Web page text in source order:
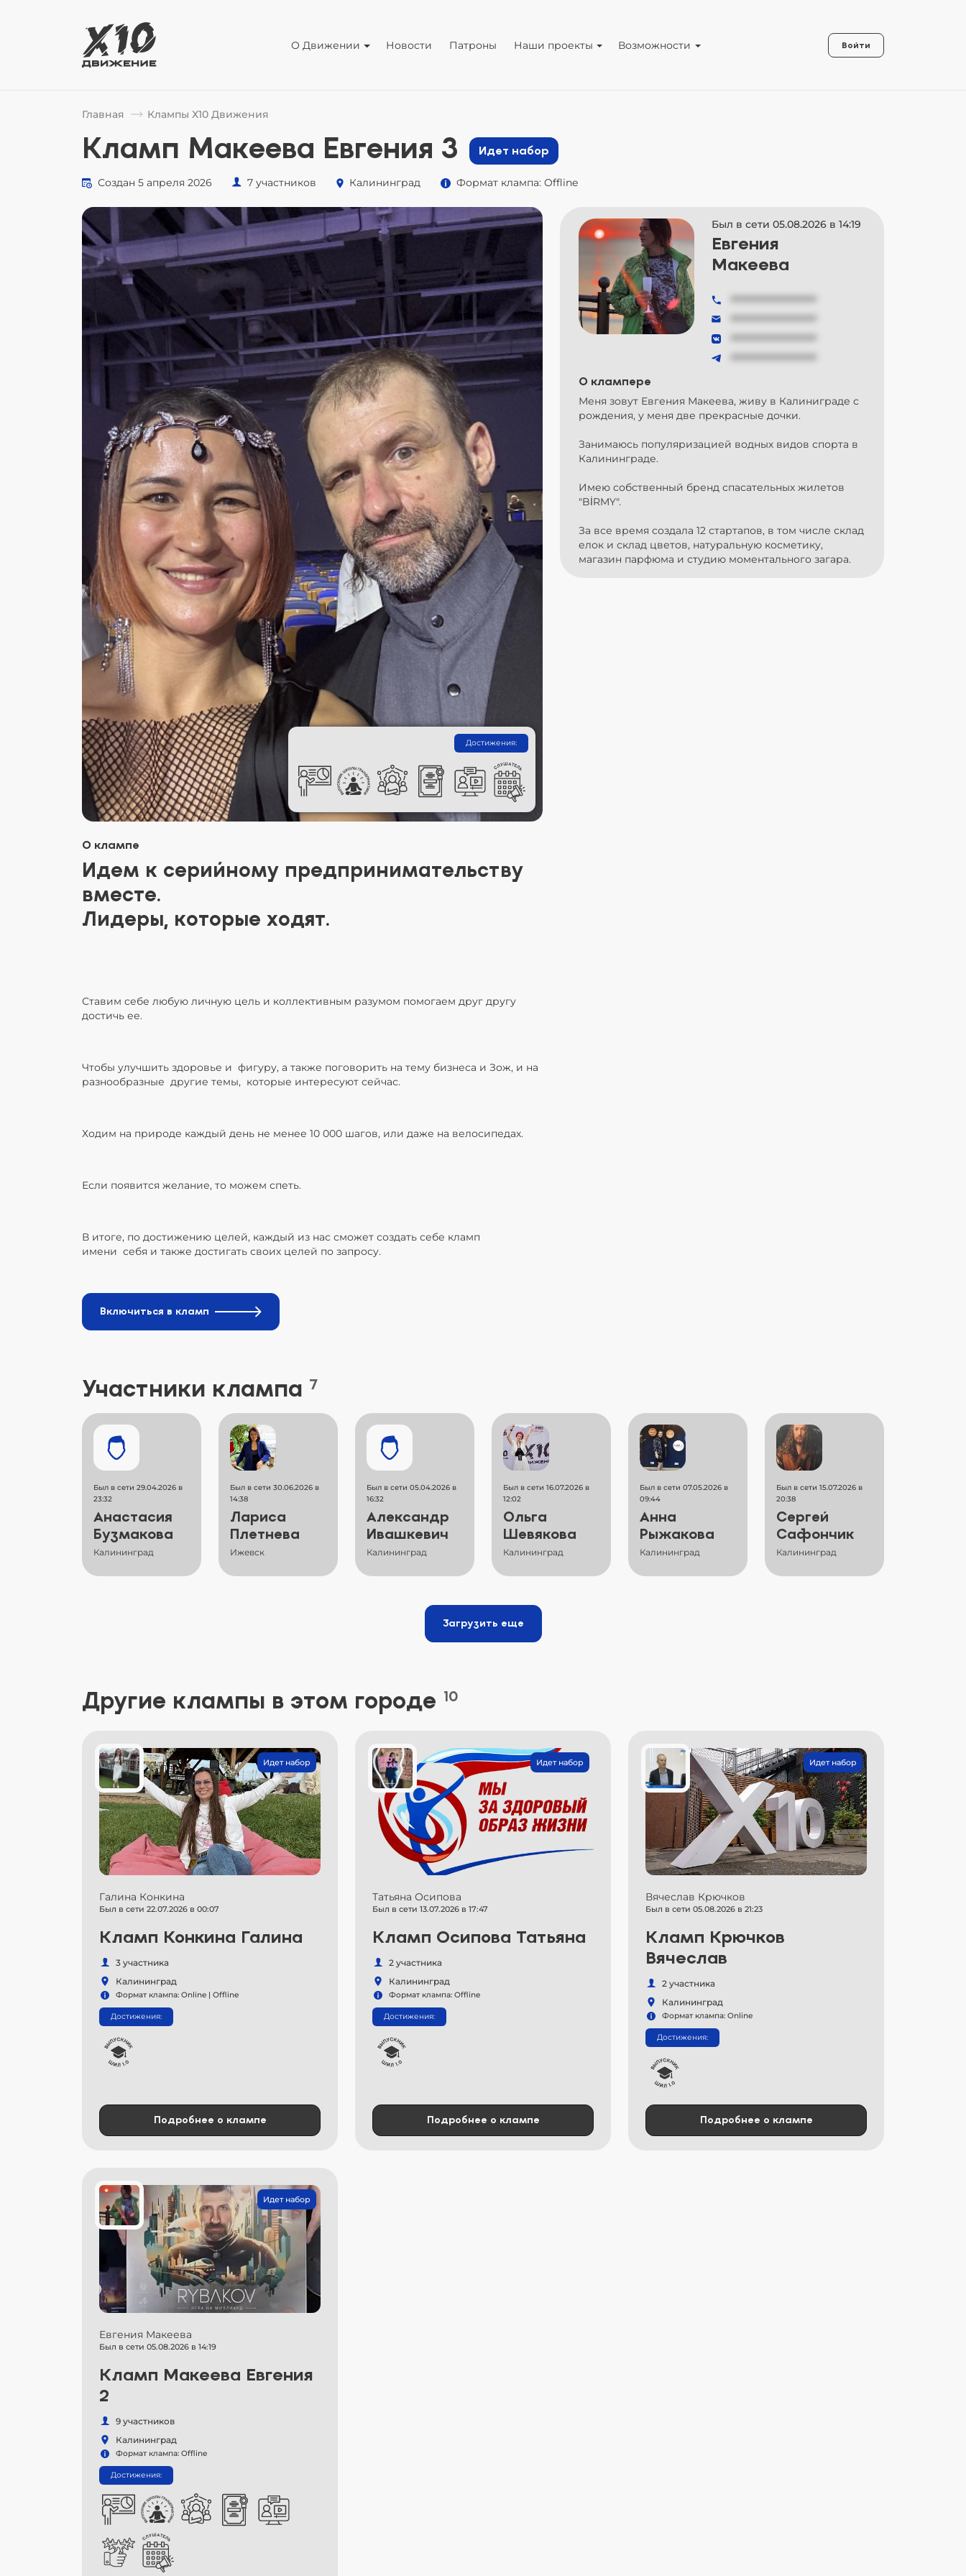
О Движении Новости Патроны Наши проекты Возможности Войти
Главная Клампы Х10 Движения
Кламп Макеева Евгения 3 Идет набор
Создан 5 апреля 2026 7 участников Калининград Формат клампа: Offline
Достижения:
О клампе
Идем к серийному предпринимательству
вместе.
Лидеры, которые ходят.
Ставим себе любую личную цель и коллективным разумом помогаем друг другу
достичь ее.
Чтобы улучшить здоровье и фигуру, а также поговорить на тему бизнеса и Зож, и на
разнообразные другие темы, которые интересуют сейчас.
Ходим на природе каждый день не менее 10 000 шагов, или даже на велосипедах.
Если появится желание, то можем спеть.
В итоге, по достижению целей, каждый из нас сможет создать себе кламп
имени себя и также достигать своих целей по запросу.
Включиться в кламп
Был в сети 05.08.2026 в 14:19
Евгения
Макеева
О клампере
Меня зовут Евгения Макеева, живу в Калиниграде с
рождения, у меня две прекрасные дочки.
Занимаюсь популяризацией водных видов спорта в
Калининграде.
Имею собственный бренд спасательных жилетов
"BİRMY".
За все время создала 12 стартапов, в том числе склад
елок и склад цветов, натуральную косметику,
Участники клампа 7
Был в сети 29.04.2026 в
23:32
Анастасия
Бузмакова
Калининград
Был в сети 30.06.2026 в
14:38
Лариса
Плетнева
Ижевск
Был в сети 05.04.2026 в
16:32
Александр
Ивашкевич
Калининград
Был в сети 16.07.2026 в
12:02
Ольга
Шевякова
Калининград
Был в сети 07.05.2026 в
09:44
Анна
Рыжакова
Калининград
Был в сети 15.07.2026 в
20:38
Сергей
Сафончик
Калининград
Загрузить еще
Другие клампы в этом городе 10
Идет набор
Галина Конкина
Был в сети 22.07.2026 в 00:07
Кламп Конкина Галина
3 участника
Калининград
Формат клампа: Online | Offline
Достижения:
Подробнее о клампе
Идет набор
Татьяна Осипова
Был в сети 13.07.2026 в 17:47
Кламп Осипова Татьяна
2 участника
Калининград
Формат клампа: Offline
Достижения:
Подробнее о клампе
Идет набор
Вячеслав Крючков
Был в сети 05.08.2026 в 21:23
Кламп Крючков
Вячеслав
2 участника
Калининград
Формат клампа: Online
Достижения:
Подробнее о клампе
Идет набор
Евгения Макеева
Был в сети 05.08.2026 в 14:19
Кламп Макеева Евгения
2
9 участников
Калининград
Формат клампа: Offline
Достижения: